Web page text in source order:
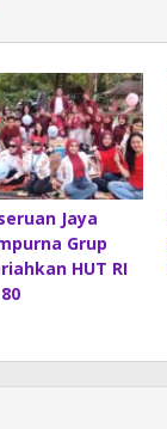
Jaya
Grup
HUT RI